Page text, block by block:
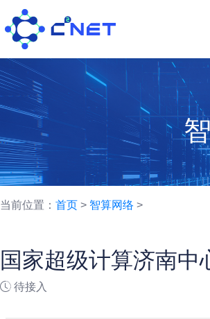
当前位置： 首页 > 智算网络 >
国家超级计算济南中
待接入